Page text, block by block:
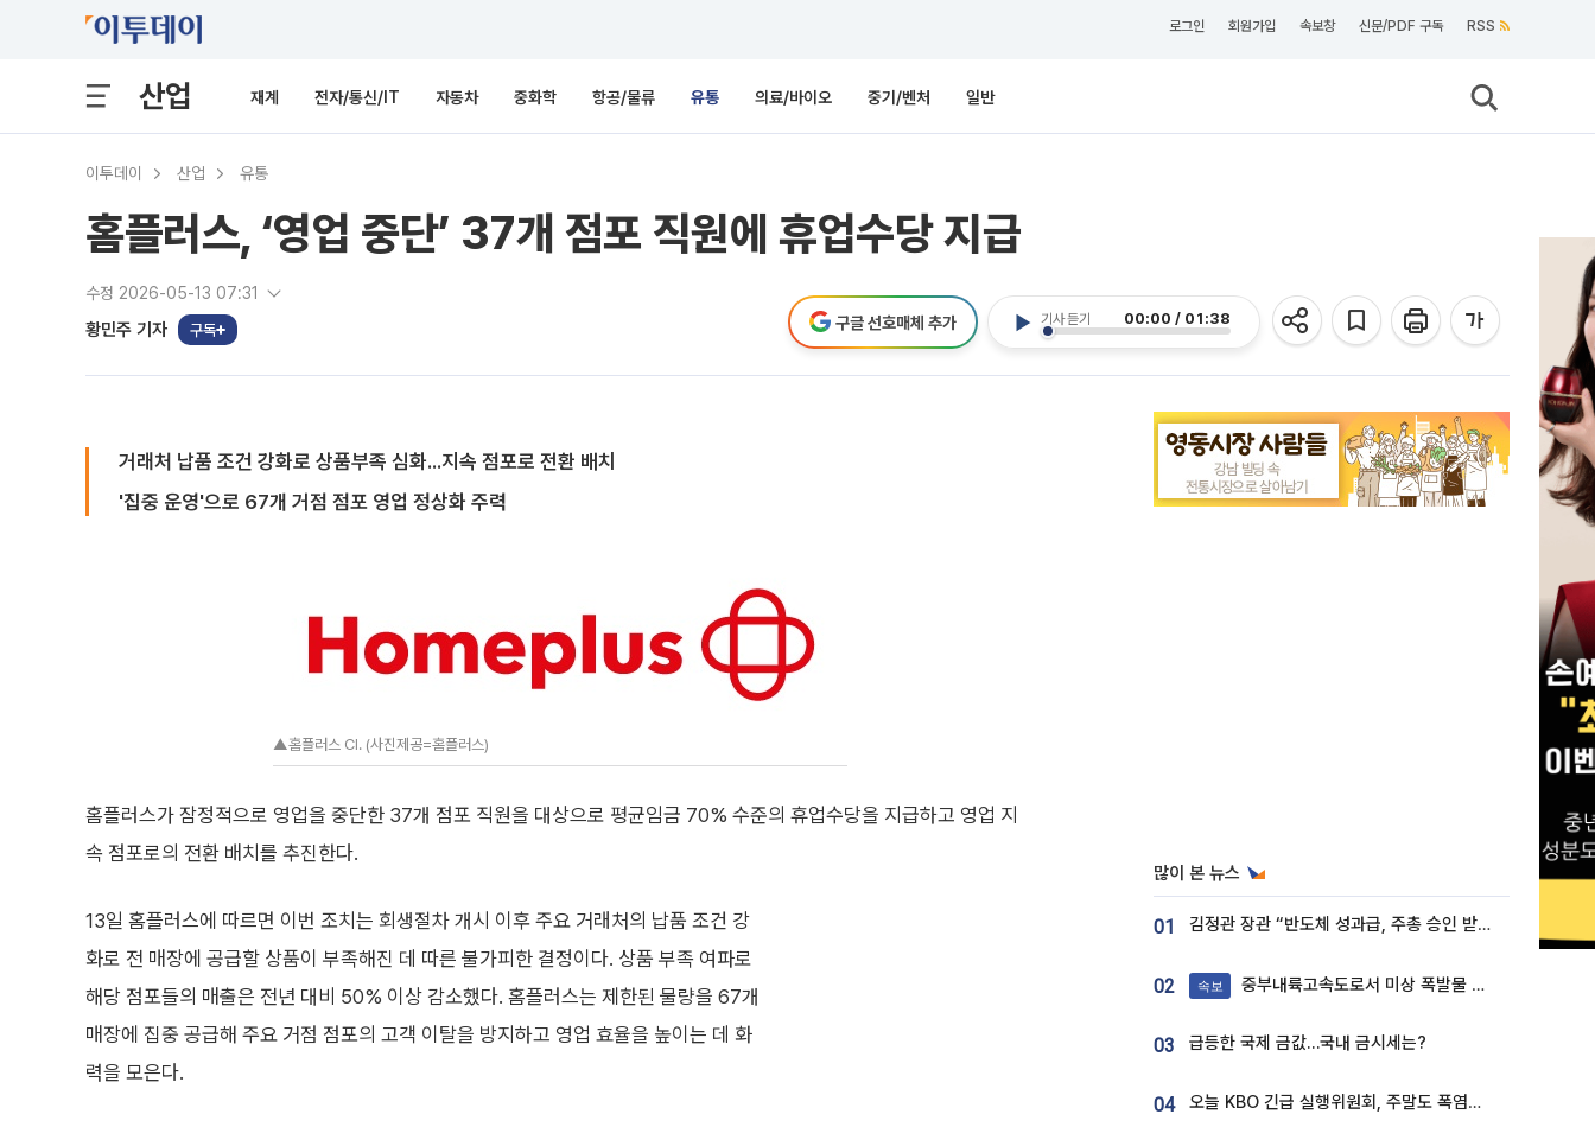
로그인 회원가입 속보창 신문/PDF 구독 RSS
산업 재계 전자/통신/IT 자동차 중화학 항공/물류 유통 의료/바이오 중기/벤처 일반
이투데이 산업 유통
홈플러스, ‘영업 중단’ 37개 점포 직원에 휴업수당 지급
수정 2026-05-13 07:31
황민주 기자 구독
기사 듣기 00:00 / 01:38
구글 선호매체 추가
거래처 납품 조건 강화로 상품부족 심화...지속 점포로 전환 배치
'집중 운영'으로 67개 거점 점포 영업 정상화 주력
▲홈플러스 CI. (사진제공=홈플러스)
홈플러스가 잠정적으로 영업을 중단한 37개 점포 직원을 대상으로 평균임금 70% 수준의 휴업수당을 지급하고 영업 지
속 점포로의 전환 배치를 추진한다.
13일 홈플러스에 따르면 이번 조치는 회생절차 개시 이후 주요 거래처의 납품 조건 강
화로 전 매장에 공급할 상품이 부족해진 데 따른 불가피한 결정이다. 상품 부족 여파로
해당 점포들의 매출은 전년 대비 50% 이상 감소했다. 홈플러스는 제한된 물량을 67개
매장에 집중 공급해 주요 거점 점포의 고객 이탈을 방지하고 영업 효율을 높이는 데 화
력을 모은다.
많이 본 뉴스
01 김정관 장관 “반도체 성과급, 주총 승인 받도록”…상법·자본시장법 개정 시사
02 속보 중부내륙고속도로서 미상 폭발물 발견
03 급등한 국제 금값…국내 금시세는?
04 오늘 KBO 긴급 실행위원회, 주말도 폭염취소 될까